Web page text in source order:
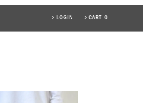
LOGIN CART 0